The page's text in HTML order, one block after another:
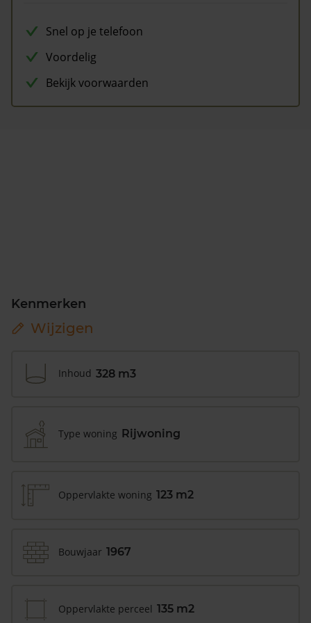
Snel op je telefoon
Voordelig
Bekijk voorwaarden
Kenmerken
Wijzigen
Inhoud 328 m3
Type woning Rijwoning
Oppervlakte woning 123 m2
Bouwjaar 1967
Oppervlakte perceel 135 m2